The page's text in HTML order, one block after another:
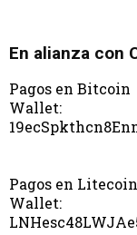
En alianza con
Pagos en Bitcoin
Wallet:
Pagos en
Wallet: